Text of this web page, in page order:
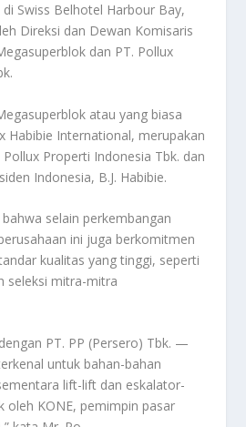
Swiss Belhotel Harbour Bay,
Direksi dan Dewan Komisaris
dan PT. Pollux
atau yang biasa
Habibie International, merupakan
Properti Indonesia Tbk. dan
Indonesia, B.J. Habibie.
selain perkembangan
ini juga berkomitmen
kualitas yang tinggi, seperti
seleksi mitra-mitra
PT. PP (Persero) Tbk. —
untuk bahan-bahan
lift-lift dan eskalator-
oleh KONE, pemimpin pasar